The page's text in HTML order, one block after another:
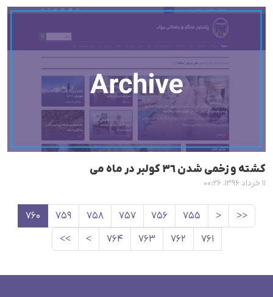
کشتە و زخمی شدن ٣٦ کولبر در ماه می
۱۱ خرداد ۱۳۹۶، ۰۰:۲۶
<<
< ۷۵۵ ۷۵۶ ۷۵۷ ۷۵۸ ۷۵۹
۷۶۰
۷۶۱
۷۶۲ ۷۶۳ ۷۶۴ >
>>